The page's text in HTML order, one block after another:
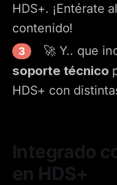
HDS+. ¡Entérate
contenido!
🚀 Y.. que
soporte técnico
HDS+ con
Integrado
en HDS+